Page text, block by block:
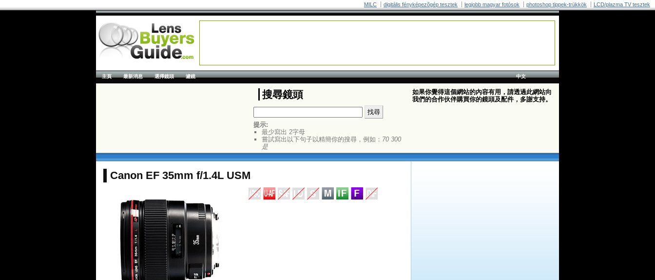
MILC digitális fényképezõgép tesztek legjobb magyar fotósok photoshop tippek-trükkök LCD/plazma TV tesztek
中文
主頁 最新消息 選擇鏡頭 濾鏡
搜尋鏡頭
提示:
最少寫出 2字母
嘗試寫出以下句子以精簡你的搜尋，例如： 70 300
是
如果你覺得這個網站的內容有用，請透過此網站向
我們的合作伙伴購買你的鏡頭及配件，多謝支持。
Canon EF 35mm f/1.4L USM